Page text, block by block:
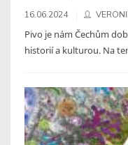
16.06.2024
Pivo je nám Čechům
historií a kulturou. Na